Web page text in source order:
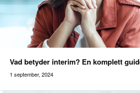
Addilon
Vad betyder interim? En komplett
1 september, 2024